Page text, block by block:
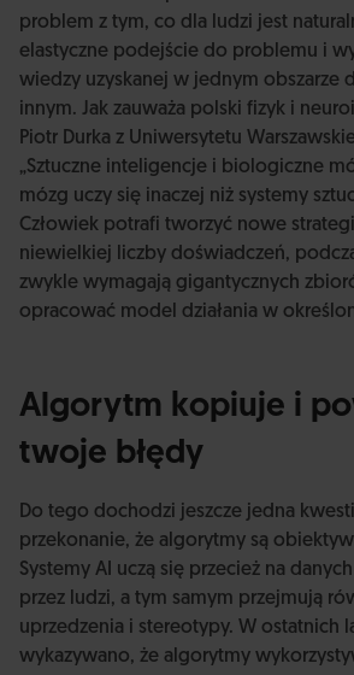
problem z tym, co dla ludzi jest
elastyczne podejście do problemu i
wiedzy uzyskanej w jednym obszarze
innym. Jak zauważa polski fizyk i
Piotr Durka z Uniwersytetu
„Sztuczne inteligencje i biologiczne
mózg uczy się inaczej niż systemy
Człowiek potrafi tworzyć nowe
niewielkiej liczby doświadczeń,
zwykle wymagają gigantycznych
opracować model działania w
Algorytm kopiuje i
twoje błędy
Do tego dochodzi jeszcze jedna
przekonanie, że algorytmy są
Systemy AI uczą się przecież na
przez ludzi, a tym samym przejmują
uprzedzenia i stereotypy. W ostatnich
wykazywano, że algorytmy